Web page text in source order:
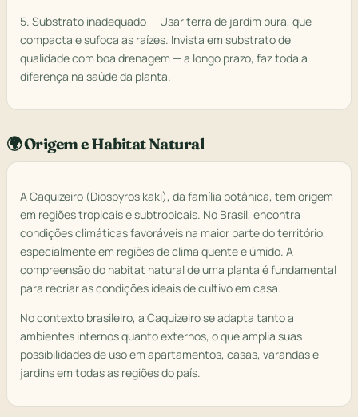
5. Substrato inadequado — Usar terra de jardim pura, que
compacta e sufoca as raízes. Invista em substrato de
qualidade com boa drenagem — a longo prazo, faz toda a
diferença na saúde da planta.
🌍 Origem e Habitat Natural
A Caquizeiro (Diospyros kaki), da família botânica, tem origem
em regiões tropicais e subtropicais. No Brasil, encontra
condições climáticas favoráveis na maior parte do território,
especialmente em regiões de clima quente e úmido. A
compreensão do habitat natural de uma planta é fundamental
para recriar as condições ideais de cultivo em casa.
No contexto brasileiro, a Caquizeiro se adapta tanto a
ambientes internos quanto externos, o que amplia suas
possibilidades de uso em apartamentos, casas, varandas e
jardins em todas as regiões do país.